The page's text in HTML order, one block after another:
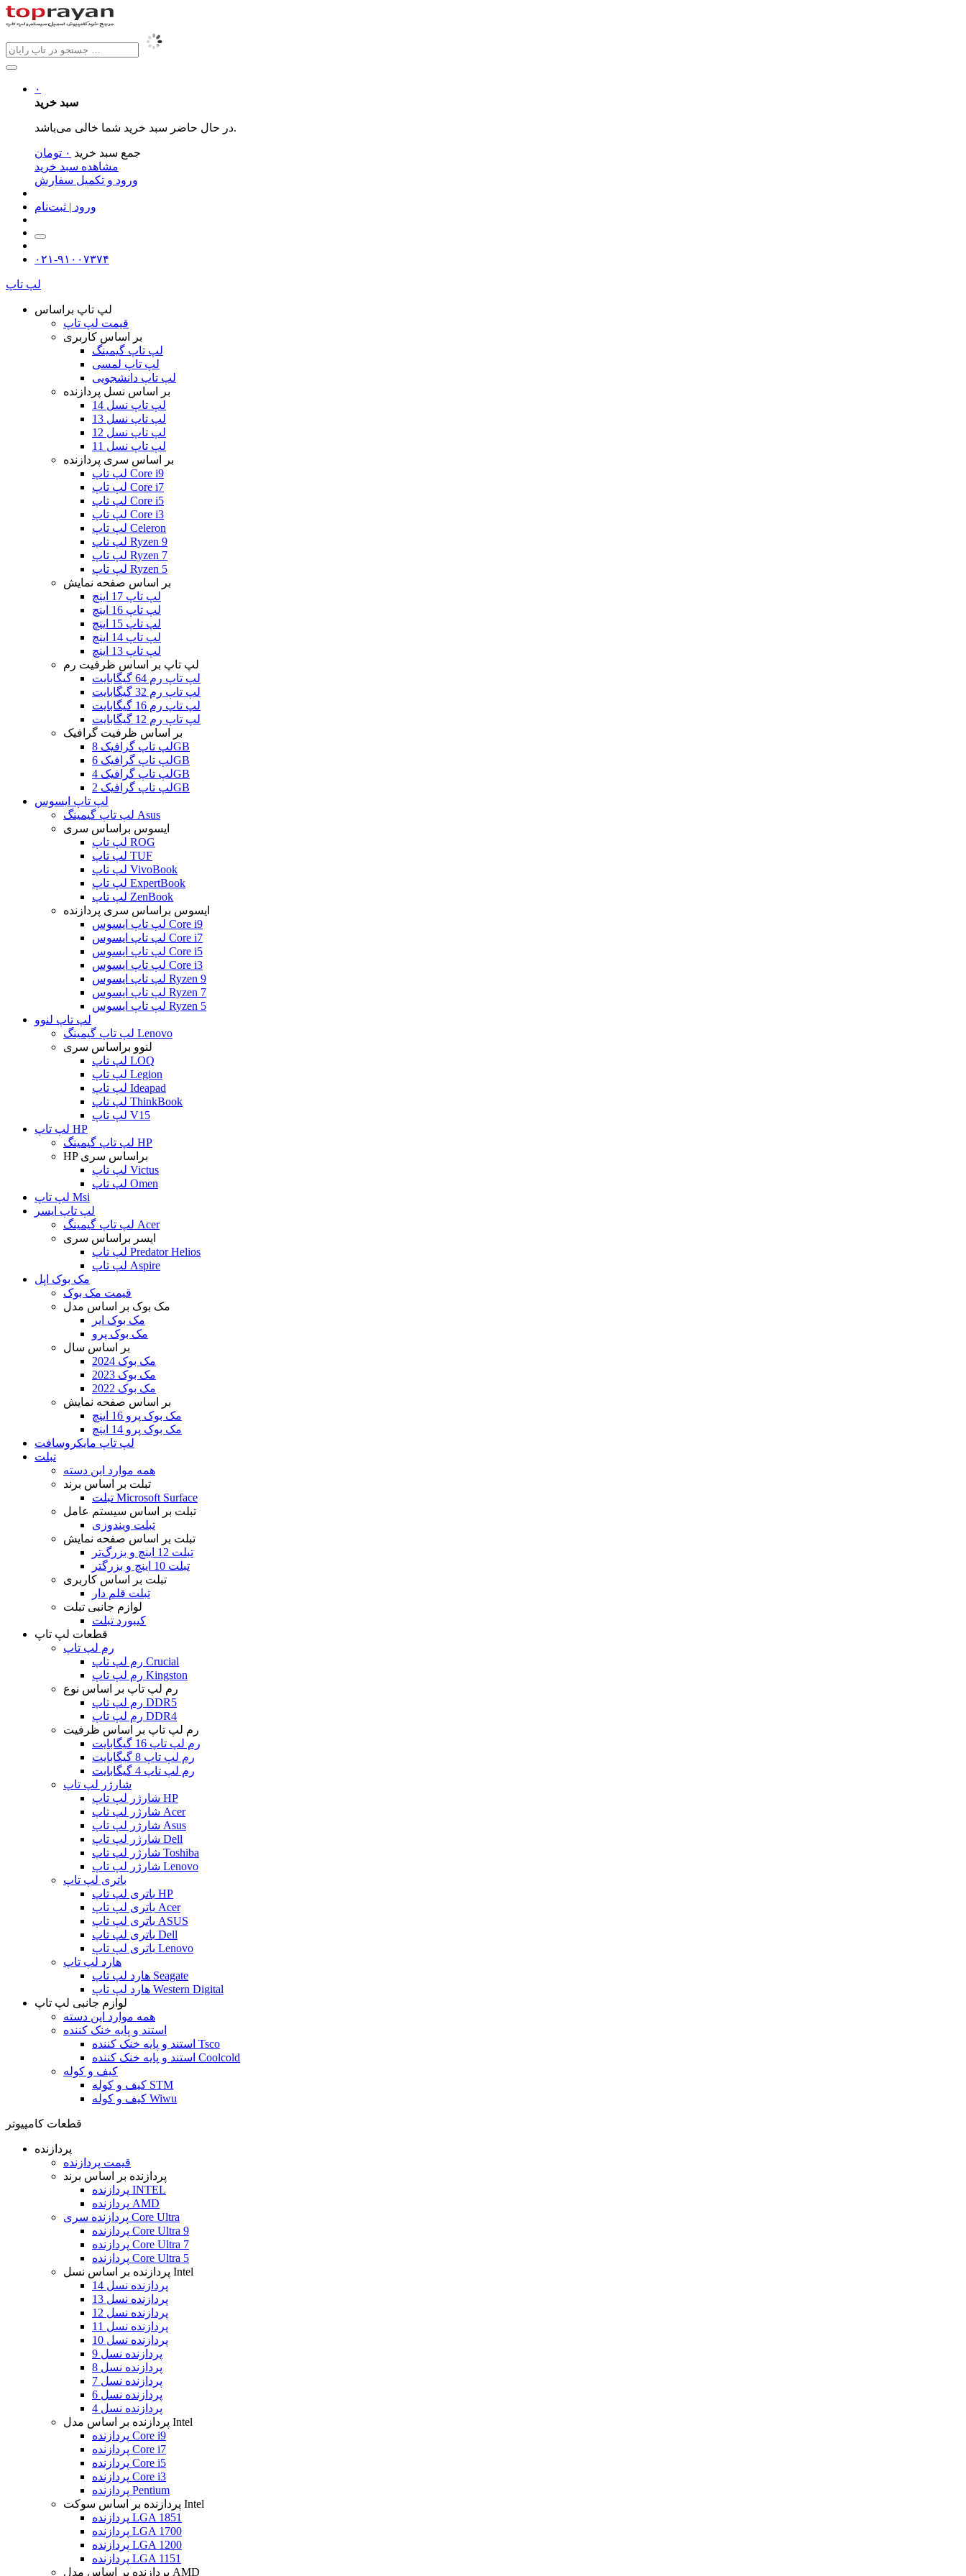
۰
سبد خرید
در حال حاضر سبد خرید شما خالی می‌باشد.
جمع سبد خرید ۰ تومان
مشاهده سبد خرید
ورود و تکمیل سفارش
ورود | ثبت‌نام
۰۲۱-۹۱۰۰۷۳۷۴
لپ تاپ
لپ تاپ براساس
قیمت لپ تاپ
بر اساس کاربری
لپ تاپ گیمینگ
لپ تاپ لمسی
لپ تاپ دانشجویی
بر اساس نسل پردازنده
لپ تاپ نسل 14
لپ تاپ نسل 13
لپ تاپ نسل 12
لپ تاپ نسل 11
بر اساس سری پردازنده
لپ تاپ Core i9
لپ تاپ Core i7
لپ تاپ Core i5
لپ تاپ Core i3
لپ تاپ Celeron
لپ تاپ Ryzen 9
لپ تاپ Ryzen 7
لپ تاپ Ryzen 5
بر اساس صفحه نمایش
لپ تاپ 17 اینچ
لپ تاپ 16 اینچ
لپ تاپ 15 اینچ
لپ تاپ 14 اینچ
لپ تاپ 13 اینچ
لپ تاپ بر اساس ظرفیت رم
لپ تاپ رم 64 گیگابایت
لپ تاپ رم 32 گیگابایت
لپ تاپ رم 16 گیگابایت
لپ تاپ رم 12 گیگابایت
بر اساس ظرفیت گرافیک
لپ تاپ گرافیک 8GB
لپ تاپ گرافیک 6GB
لپ تاپ گرافیک 4GB
لپ تاپ گرافیک 2GB
لپ تاپ ایسوس
لپ تاپ گیمینگ Asus
ایسوس براساس سری
لپ تاپ ROG
لپ تاپ TUF
لپ تاپ VivoBook
لپ تاپ ExpertBook
لپ تاپ ZenBook
ایسوس براساس سری پردازنده
لپ تاپ ایسوس Core i9
لپ تاپ ایسوس Core i7
لپ تاپ ایسوس Core i5
لپ تاپ ایسوس Core i3
لپ تاپ ایسوس Ryzen 9
لپ تاپ ایسوس Ryzen 7
لپ تاپ ایسوس Ryzen 5
لپ تاپ لنوو
لپ تاپ گیمینگ Lenovo
لنوو براساس سری
لپ تاپ LOQ
لپ تاپ Legion
لپ تاپ Ideapad
لپ تاپ ThinkBook
لپ تاپ V15
لپ تاپ HP
لپ تاپ گیمینگ HP
HP براساس سری
لپ تاپ Victus
لپ تاپ Omen
لپ تاپ Msi
لپ تاپ ایسر
لپ تاپ گیمینگ Acer
ایسر براساس سری
لپ تاپ Predator Helios
لپ تاپ Aspire
مک بوک اپل
قیمت مک بوک
مک بوک بر اساس مدل
مک بوک ایر
مک بوک پرو
بر اساس سال
مک بوک 2024
مک بوک 2023
مک بوک 2022
بر اساس صفحه نمایش
مک بوک پرو 16 اینچ
مک بوک پرو 14 اینچ
لپ تاپ مایکروسافت
تبلت
همه موارد این دسته
تبلت بر اساس برند
تبلت Microsoft Surface
تبلت بر اساس سیستم عامل
تبلت ویندوزی
تبلت بر اساس صفحه نمایش
تبلت 12 اینچ و بزرگ‌تر
تبلت 10 اینچ و بزرگتر
تبلت بر اساس کاربری
تبلت قلم دار
لوازم جانبی تبلت
کیبورد تبلت
قطعات لپ تاپ
رم لپ تاپ
رم لپ تاپ Crucial
رم لپ تاپ Kingston
رم لپ تاپ بر اساس نوع
رم لپ تاپ DDR5
رم لپ تاپ DDR4
رم لپ تاپ بر اساس ظرفیت
رم لپ تاپ 16 گیگابایت
رم لپ تاپ 8 گیگابایت
رم لپ تاپ 4 گیگابایت
شارژر لپ تاپ
شارژر لپ تاپ HP
شارژر لپ تاپ Acer
شارژر لپ تاپ Asus
شارژر لپ تاپ Dell
شارژر لپ تاپ Toshiba
شارژر لپ تاپ Lenovo
باتری لپ تاپ
باتری لپ تاپ HP
باتری لپ تاپ Acer
باتری لپ تاپ ASUS
باتری لپ تاپ Dell
باتری لپ تاپ Lenovo
هارد لپ تاپ
هارد لپ تاپ Seagate
هارد لپ تاپ Western Digital
لوازم جانبی لپ تاپ
همه موارد این دسته
استند و پایه خنک کننده
استند و پایه خنک کننده Tsco
استند و پایه خنک کننده Coolcold
کیف و کوله
کیف و کوله STM
کیف و کوله Wiwu
قطعات کامپیوتر
پردازنده
قیمت پردازنده
پردازنده بر اساس برند
پردازنده INTEL
پردازنده AMD
پردازنده سری Core Ultra
پردازنده Core Ultra 9
پردازنده Core Ultra 7
پردازنده Core Ultra 5
پردازنده بر اساس نسل Intel
پردازنده نسل 14
پردازنده نسل 13
پردازنده نسل 12
پردازنده نسل 11
پردازنده نسل 10
پردازنده نسل 9
پردازنده نسل 8
پردازنده نسل 7
پردازنده نسل 6
پردازنده نسل 4
پردازنده بر اساس مدل Intel
پردازنده Core i9
پردازنده Core i7
پردازنده Core i5
پردازنده Core i3
پردازنده Pentium
پردازنده بر اساس سوکت Intel
پردازنده LGA 1851
پردازنده LGA 1700
پردازنده LGA 1200
پردازنده LGA 1151
پردازنده بر اساس مدل AMD